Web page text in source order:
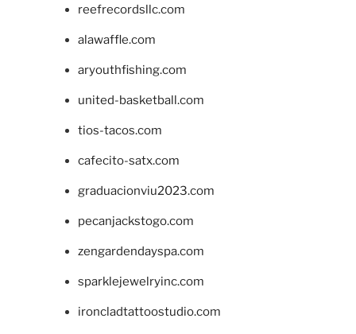
reefrecordsllc.com
alawaffle.com
aryouthfishing.com
united-basketball.com
tios-tacos.com
cafecito-satx.com
graduacionviu2023.com
pecanjackstogo.com
zengardendayspa.com
sparklejewelryinc.com
ironcladtattoostudio.com